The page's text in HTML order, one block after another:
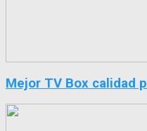
Mejor TV Box calidad